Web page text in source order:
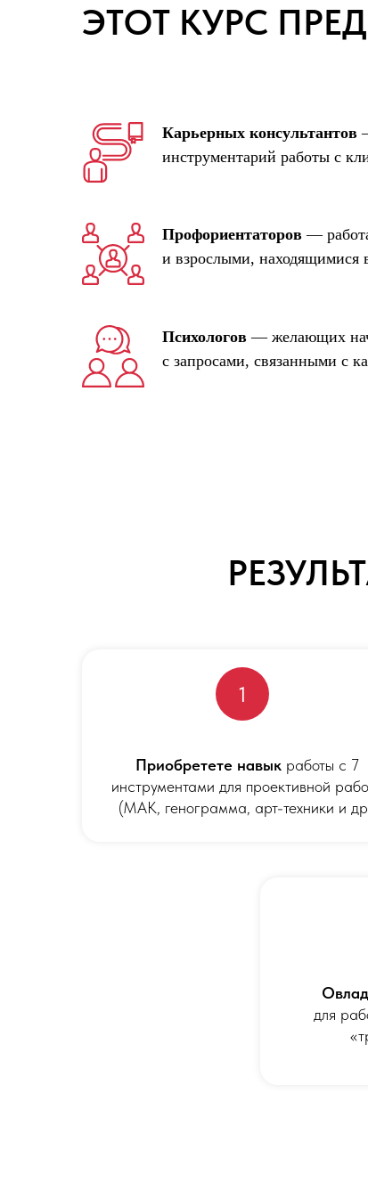
ЭТОТ КУРС
Карьерных консультантов
инструментарий работы с
Профориентаторов —
и взрослыми, находящимися
Психологов — желающих
с запросами, связанными с
Приобретете навык работы с 7
инструментами для проективной
(МАК, генограмма, арт-техники и
1
для